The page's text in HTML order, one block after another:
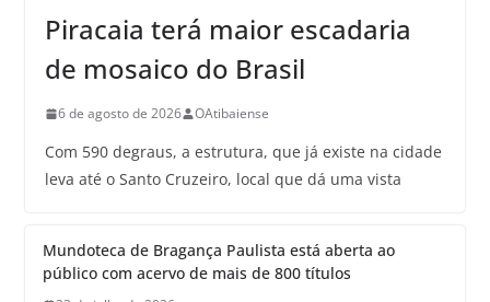
Piracaia terá maior escadaria
de mosaico do Brasil
6 de agosto de 2026 OAtibaiense
Com 590 degraus, a estrutura, que já existe na cidade
leva até o Santo Cruzeiro, local que dá uma vista
Mundoteca de Bragança Paulista está aberta ao
público com acervo de mais de 800 títulos